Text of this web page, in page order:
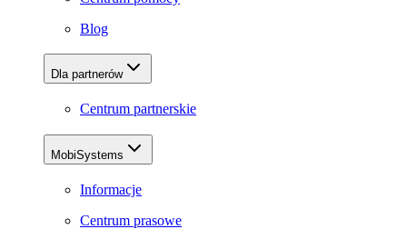
Blog
Dla partnerów
Centrum partnerskie
MobiSystems
Informacje
Centrum prasowe